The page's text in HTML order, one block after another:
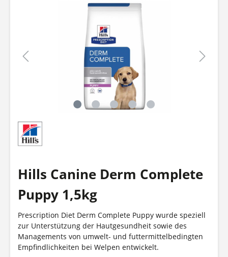
Hills Canine Derm Complete
Puppy 1,5kg
Prescription Diet Derm Complete Puppy wurde speziell
zur Unterstützung der Hautgesundheit sowie des
Managements von umwelt- und futtermittelbedingten
Empfindlichkeiten bei Welpen entwickelt.